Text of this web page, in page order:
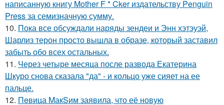
написанную книгу Mother F * Cker издательству Penguin
Press за семизначную сумму.
10. Пока все обсуждали наряды зендеи и Энн хэтэуэй,
Шарлиз терон просто вышла в образе, который заставил
забыть обо всех остальных.
11. Через четыре месяца после развода Екатерина
Шкуро снова сказала "да" - и кольцо уже сияет на ее
пальце.
12. Пeвица MакSим заявила, что её новую